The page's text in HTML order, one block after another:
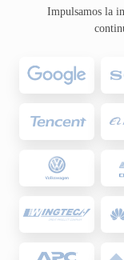
Impulsamos la